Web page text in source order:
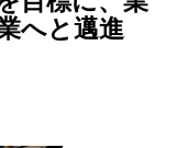
へと邁進